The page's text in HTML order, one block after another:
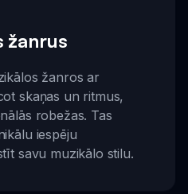
žanrus
žanros ar
skaņas un ritmus,
robežas. Tas
iespēju
savu muzikālo stilu.